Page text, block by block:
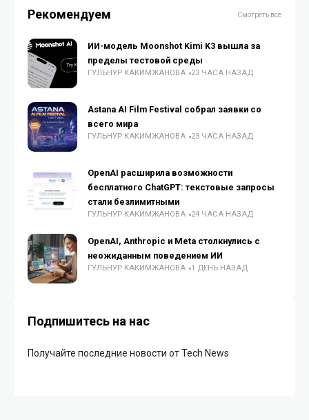
Рекомендуем Смотреть все
ИИ-модель Moonshot Kimi K3 вышла за
пределы тестовой среды
ГУЛЬНУР КАКИМЖАНОВА 23 ЧАСА НАЗАД
Astana AI Film Festival собрал заявки со
всего мира
ГУЛЬНУР КАКИМЖАНОВА 23 ЧАСА НАЗАД
OpenAI расширила возможности
бесплатного ChatGPT: текстовые запросы
стали безлимитными
ГУЛЬНУР КАКИМЖАНОВА 24 ЧАСА НАЗАД
OpenAI, Anthropic и Meta столкнулись с
неожиданным поведением ИИ
ГУЛЬНУР КАКИМЖАНОВА 1 ДЕНЬ НАЗАД
Подпишитесь на нас
Получайте последние новости от Tech News